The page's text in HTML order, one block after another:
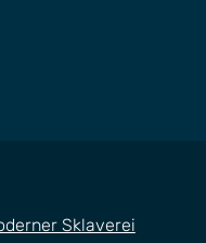
Sklaverei